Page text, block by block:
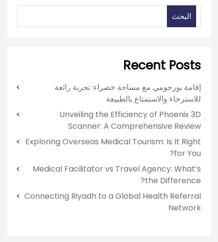
البحث
Recent Posts
إقامة بورجومي مع مساحة خضراء: تجربة رائعة
للاسترخاء والاستمتاع بالطبيعة
Unveiling the Efficiency of Phoenix 3D
Scanner: A Comprehensive Review
Exploring Overseas Medical Tourism: Is It Right
for You?
Medical Facilitator vs Travel Agency: What’s
the Difference?
Connecting Riyadh to a Global Health Referral
Network